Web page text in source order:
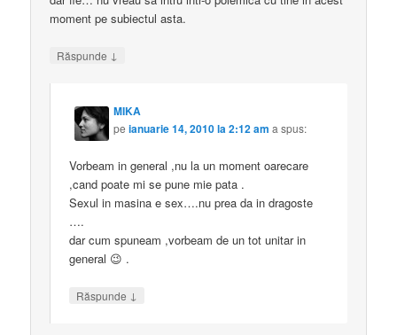
moment pe subiectul asta.
Răspunde ↓
MIKA
peianuarie 14, 2010 la 2:12 am a spus:
Vorbeam in general ,nu la un moment oarecare
,cand poate mi se pune mie pata .
Sexul in masina e sex….nu prea da in dragoste
….
dar cum spuneam ,vorbeam de un tot unitar in
general 😉 .
Răspunde ↓